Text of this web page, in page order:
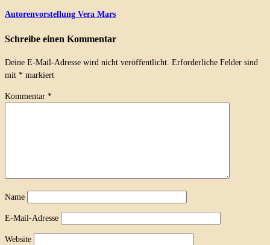
Autorenvorstellung Vera Mars
Schreibe einen Kommentar
Deine E-Mail-Adresse wird nicht veröffentlicht. Erforderliche Felder sind
mit * markiert
Kommentar *
Name
E-Mail-Adresse
Website